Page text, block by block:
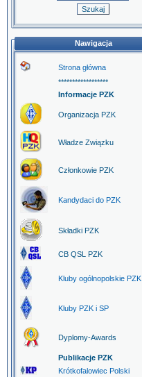
Nawigacja
Strona główna
******************
Informacje PZK
Organizacja PZK
Władze Związku
Członkowie PZK
Kandydaci do PZK
Składki PZK
CB QSL PZK
Kluby ogólnopolskie PZK
Kluby PZK i SP
Dyplomy-Awards
Publikacje PZK
Krótkofalowiec Polski